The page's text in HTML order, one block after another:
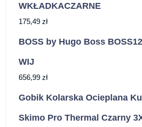
WKŁADKACZARNE
175,49 zł
BOSS by Hugo Boss
WIJ
656,99 zł
Gobik Kolarska Ocieplana
Skimo Pro Thermal Czarny